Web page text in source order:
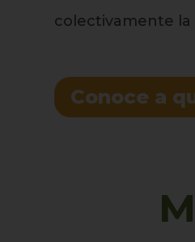
colectivamente la
Conoce a